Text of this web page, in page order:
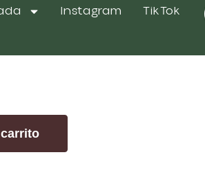
Instagram
TikTok